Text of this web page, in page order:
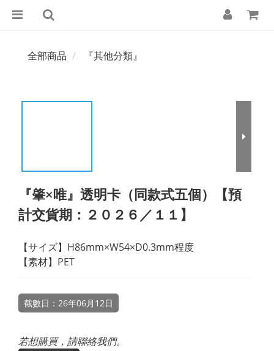
全部商品 『其他分類』
『肇×唯』透明卡（同款式五個）【預
計交貨期：２０２６／１１】
【サイズ】H86mm×W54×D0.3mm程度
【素材】PET
截數日：26年06月12日
若想購買，請聯絡我們。